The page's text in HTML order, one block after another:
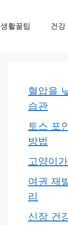
생활꿀팁 건강
혈압을
습관
토스 포
방법
고양이
여권 재
리
신장 건